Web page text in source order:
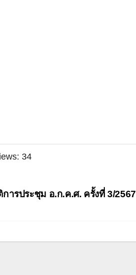
34
แนว
การประชุม อ.ก.ค.ศ. ครั้งที่ 3/2567